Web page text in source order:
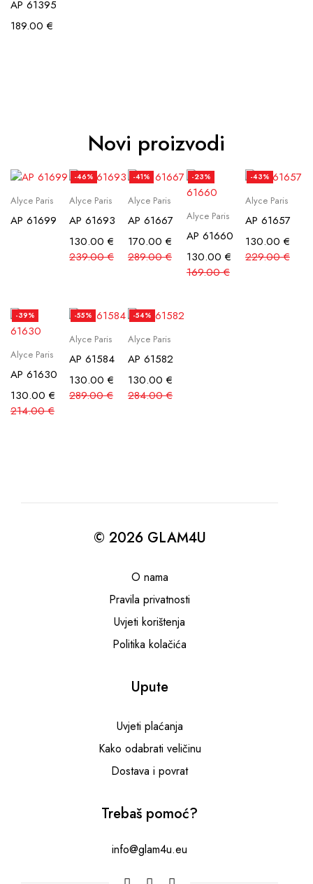
AP 61395
189.00 €
Novi proizvodi
Alyce Paris
AP 61699
-46%
Alyce Paris
AP 61693
239.00€
130.00 €
-41%
Alyce Paris
AP 61667
289.00€
170.00 €
-23%
Alyce Paris
AP 61660
169.00€
130.00 €
-43%
Alyce Paris
AP 61657
229.00€
130.00 €
-39%
Alyce Paris
AP 61630
214.00€
130.00 €
-55%
Alyce Paris
AP 61584
289.00€
130.00 €
-54%
Alyce Paris
AP 61582
284.00€
130.00 €
© 2026 GLAM4U
O nama
Pravila privatnosti
Uvjeti korištenja
Politika kolačića
Upute
Uvjeti plaćanja
Kako odabrati veličinu
Dostava i povrat
Trebaš pomoć?
info@glam4u.eu